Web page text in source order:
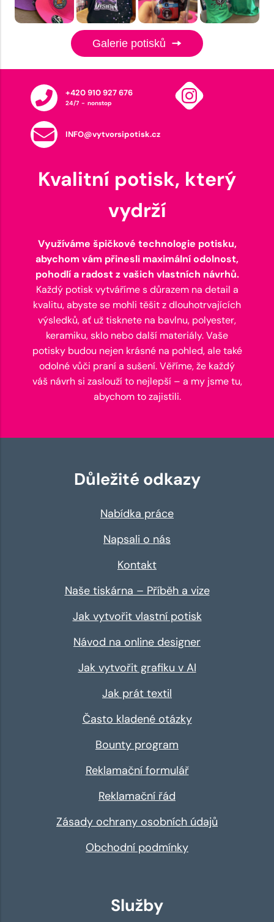
Galerie potisků
+420 910 927 676
24/7 - nonstop
INFO@vytvorsipotisk.cz
Kvalitní potisk, který
vydrží
Využíváme špičkové technologie potisku,
abychom vám přinesli maximální odolnost,
pohodlí a radost z vašich vlastních návrhů.
Každý potisk vytváříme s důrazem na detail a
kvalitu, abyste se mohli těšit z dlouhotrvajících
výsledků, ať už tisknete na bavlnu, polyester,
keramiku, sklo nebo další materiály. Vaše
potisky budou nejen krásné na pohled, ale také
odolné vůči praní a sušení. Věříme, že každý
váš návrh si zaslouží to nejlepší – a my jsme tu,
abychom to zajistili.
Důležité odkazy
Nabídka práce
Napsali o nás
Kontakt
Naše tiskárna – Příběh a vize
Jak vytvořit vlastní potisk
Návod na online designer
Jak vytvořit grafiku v AI
Jak prát textil
Často kladené otázky
Bounty program
Reklamační formulář
Reklamační řád
Zásady ochrany osobních údajů
Obchodní podmínky
Služby